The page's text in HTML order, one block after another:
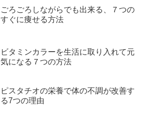
ごろごろしながらでも出来る、７つの
すぐに痩せる方法
ビタミンカラーを生活に取り入れて元
気になる７つの方法
ピスタチオの栄養で体の不調が改善す
る7つの理由